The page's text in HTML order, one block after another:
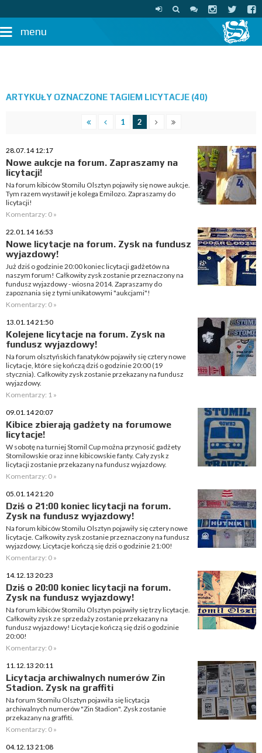
menu
ARTYKUŁY OZNACZONE TAGIEM LICYTACJE (40)
1 2
28.07.14 12:17
Nowe aukcje na forum. Zapraszamy na
licytacji!
Na forum kibiców Stomilu Olsztyn pojawiły się nowe aukcje.
Tym razem wystawił je kolega Emilozo. Zapraszamy do
licytacji!
Komentarzy: 0 »
22.01.14 16:53
Nowe licytacje na forum. Zysk na fundusz
wyjazdowy!
Już dziś o godzinie 20:00 koniec licytacji gadżetów na
naszym forum! Całkowity zysk zostanie przeznaczony na
fundusz wyjazdowy - wiosna 2014. Zapraszamy do
zapoznania się z tymi unikatowymi "aukcjami"!
Komentarzy: 0 »
13.01.14 21:50
Kolejene licytacje na forum. Zysk na
fundusz wyjazdowy!
Na forum olsztyńskich fanatyków pojawiły się cztery nowe
licytacje, które się kończą dziś o godzinie 20:00 (19
stycznia). Całkowity zysk zostanie przekazany na fundusz
wyjazdowy.
Komentarzy: 1 »
09.01.14 20:07
Kibice zbierają gadżety na forumowe
licytacje!
W sobotę na turniej Stomil Cup można przynosić gadżety
Stomilowskie oraz inne kibicowskie fanty. Cały zysk z
licytacji zostanie przekazany na fundusz wyjazdowy.
Komentarzy: 0 »
05.01.14 21:20
Dziś o 21:00 koniec licytacji na forum.
Zysk na fundusz wyjazdowy!
Na forum kibiców Stomilu Olsztyn pojawiły się cztery nowe
licytacje. Całkowity zysk zostanie przeznaczony na fundusz
wyjazdowy. Licytacje kończą się dziś o godzinie 21:00!
Komentarzy: 0 »
14.12.13 20:23
Dziś o 20:00 koniec licytacji na forum.
Zysk na fundusz wyjazdowy!
Na forum kibiców Stomilu Olsztyn pojawiły się trzy licytacje.
Całkowity zysk ze sprzedaży zostanie przekazany na
fundusz wyjazdowy! Licytacje kończą się dziś o godzinie
20:00!
Komentarzy: 0 »
11.12.13 20:11
Licytacja archiwalnych numerów Zin
Stadion. Zysk na graffiti
Na forum Stomilu Olsztyn pojawiła się licytacja
archiwalnych numerów "Zin Stadion". Zysk zostanie
przekazany na graffiti.
Komentarzy: 0 »
04.12.13 21:08